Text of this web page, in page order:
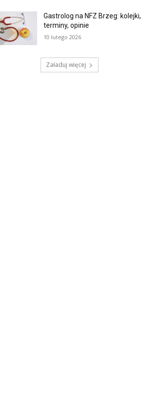
Gastrolog na NFZ Brzeg: kolejki,
terminy, opinie
10 lutego 2026
Załaduj więcej